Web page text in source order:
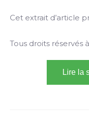
Cet extrait d’article
Tous droits réservés
Lire la